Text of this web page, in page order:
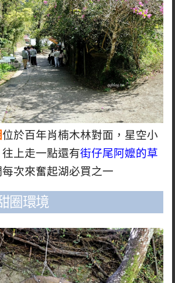
位於百年肖楠木林對面，星空小
上走一點還有街仔尾阿嬤的草
每次來奮起湖必買之一
圈環境